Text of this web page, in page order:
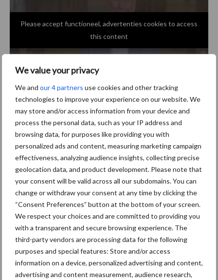
We value your privacy
We and our 4 partners use cookies and other tracking
technologies to improve your experience on our website. We
may store and/or access information from your device and
process the personal data, such as your IP address and
browsing data, for purposes like providing you with
personalized ads and content, measuring marketing campaign
effectiveness, analyzing audience insights, collecting precise
geolocation data, and product development. Please note that
your consent will be valid across all our subdomains. You can
change or withdraw your consent at any time by clicking the
“Consent Preferences” button at the bottom of your screen.
We respect your choices and are committed to providing you
with a transparent and secure browsing experience. The
third-party vendors are processing data for the following
purposes and special features: Store and/or access
information on a device, personalized advertising and content,
advertising and content measurement, audience research,
Please accept functioneel, advertenties cookies to access
this content
Tekst & beeld: LTO Nederland
Aanbevolen voor jou!
ForFarmers ziet volume en
marktaandeel groeien in
markt
Tien praktische tips voor
een langere levensduur